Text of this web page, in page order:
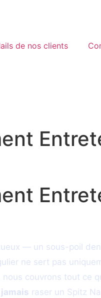
de nos clients
— un sous-poil
ne sert pas
couvrons tout ce
jamais raser un Spitz